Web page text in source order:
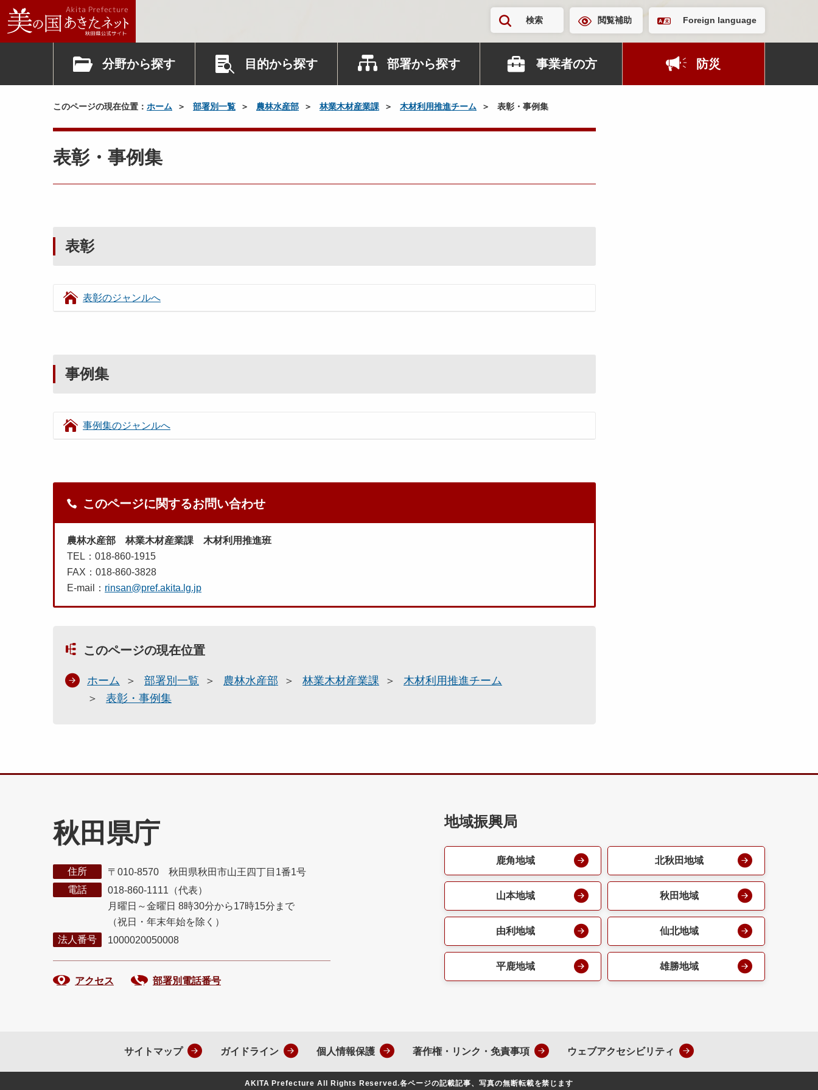
検索 閲覧補助 Foreign language
分野から探す 目的から探す 部署から探す 事業者の方 防災
このページの現在位置： ホーム 部署別一覧 農林水産部 林業木材産業課 木材利用推進チーム 表彰・事例集
表彰・事例集
表彰
表彰のジャンルへ
事例集
事例集のジャンルへ
このページに関するお問い合わせ
農林水産部 林業木材産業課 木材利用推進班
TEL：018-860-1915
FAX：018-860-3828
E-mail： rinsan@pref.akita.lg.jp
このページの現在位置
ホーム 部署別一覧 農林水産部 林業木材産業課
木材利用推進チーム
表彰・事例集
秋田県庁
住所
〒010-8570 秋田県秋田市山王四丁目1番1号
電話
018-860-1111（代表）
月曜日～金曜日 8時30分から17時15分まで
（祝日・年末年始を除く）
法人番号
1000020050008
アクセス 部署別電話番号
地域振興局
鹿角地域 北秋田地域
山本地域 秋田地域
由利地域 仙北地域
平鹿地域 雄勝地域
サイトマップ ガイドライン 個人情報保護 著作権・リンク・免責事項 ウェブアクセシビリティ
AKITA Prefecture All Rights Reserved.各ページの記載記事、写真の無断転載を禁じます